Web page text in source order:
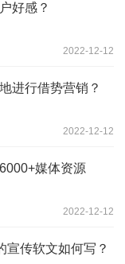
好感？
2022-12-12
进行借势营销？
2022-12-12
媒体资源
2022-12-12
宣传软文如何写？